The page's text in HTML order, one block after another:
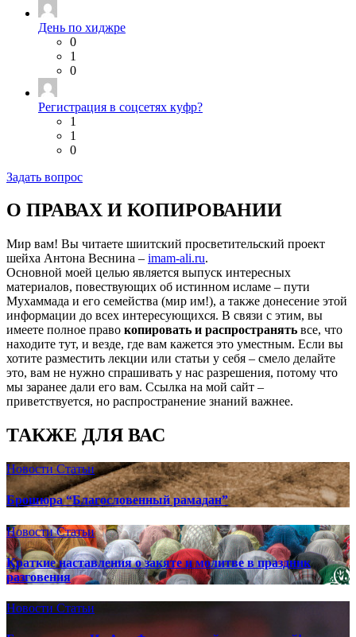
День по хиджре
0
1
0
Регистрация в соцсетях куфр?
1
1
0
Задать вопрос
О ПРАВАХ И КОПИРОВАНИИ
Мир вам! Вы читаете шиитский просветительский проект
шейха Антона Веснина – imam-ali.ru.
Основной моей целью является выпуск интересных
материалов, повествующих об истинном исламе – пути
Мухаммада и его семейства (мир им!), а также донесение этой
информации до всех интересующихся. В связи с этим, вы
имеете полное право копировать и распространять все, что
находите тут, и везде, где вам кажется это уместным. Если вы
хотите разместить лекции или статьи у себя – смело делайте
это, вам не нужно спрашивать у нас разрешения, потому что
мы заранее дали его вам. Ссылка на мой сайт –
приветствуется, но распространение знаний важнее.
ТАКЖЕ ДЛЯ ВАС
НовостиСтатьи
Брошюра “Благословенный рамадан”
НовостиСтатьи
Краткие наставления о закяте и молитве в праздник
разговения
Новости Статьи